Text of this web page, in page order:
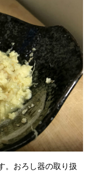
。おろし器の取り扱